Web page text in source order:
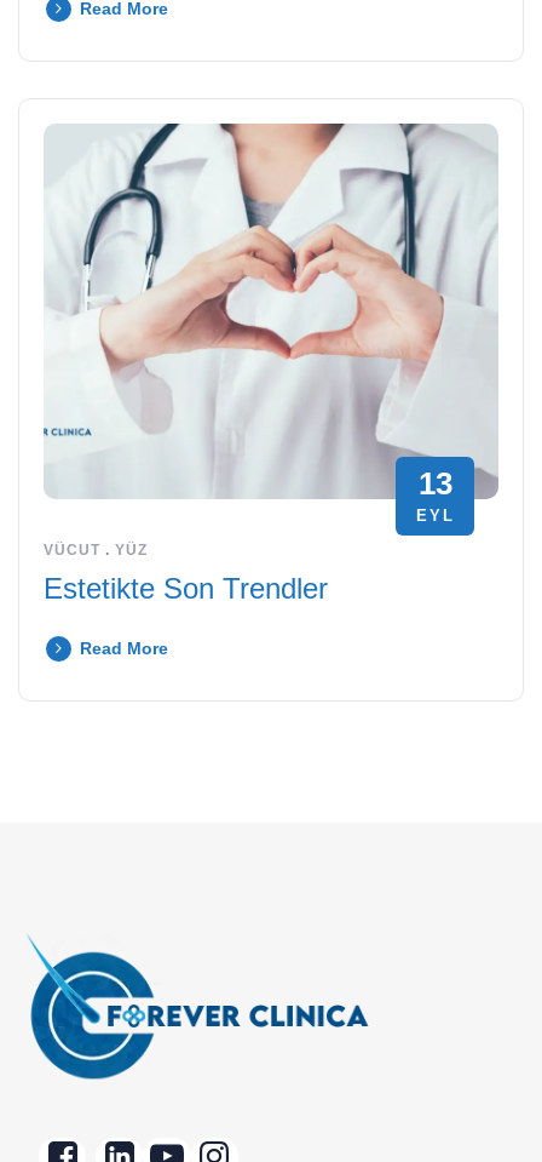
Read More
13
EYL
VÜCUT . YÜZ
Estetikte Son Trendler
Read More